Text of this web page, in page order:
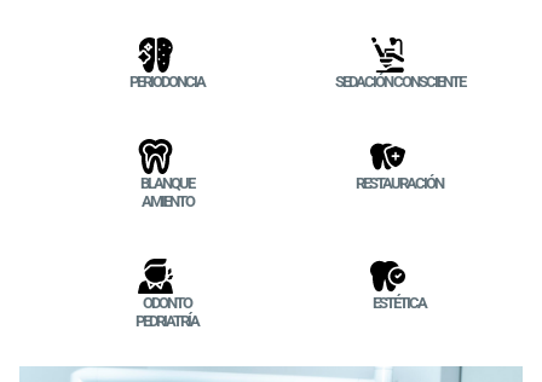
PERIODONCIA SEDACIÓN CONSCIENTE
BLANQUE
AMIENTO
RESTAURACIÓN
ODONTO
PEDRIATRÍA
ESTÉTICA